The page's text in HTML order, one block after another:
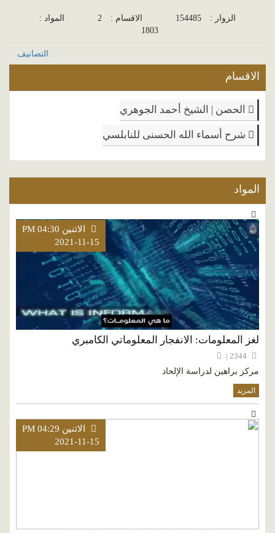
الزوار : 154485 الاقسام : 2
المواد :
1803
التصانيف
الاقسام
الحصن | الشيخ أحمد الجوهري
شرح أسماء الله الحسنى للنابلسي
المواد
الاثنين PM 04:30
2021-11-15
لغز المعلومات: الانفجار المعلوماتي الكامبري
مركز براهين لدراسة الإلحاد
المزيد
الاثنين PM 04:29
2021-11-15